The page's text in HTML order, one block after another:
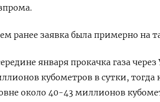
ранее заявка была примерно на
января прокачка газа
кубометров в сутки, тогда
около 40-43 миллионов